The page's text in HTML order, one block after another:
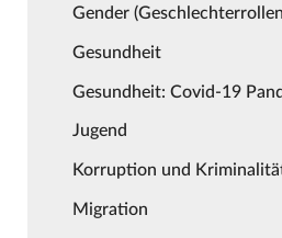
Gender
Gesundheit
Gesundheit: Covid-19
Jugend
Korruption und
Migration